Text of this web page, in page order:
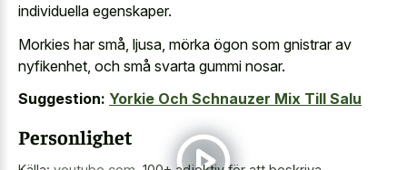
individuella egenskaper.
Morkies har små, ljusa, mörka ögon som gnistrar av
nyfikenhet, och små svarta gummi nosar.
Suggestion: Yorkie Och Schnauzer Mix Till Salu
Personlighet